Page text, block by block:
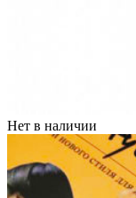
Нет в наличии